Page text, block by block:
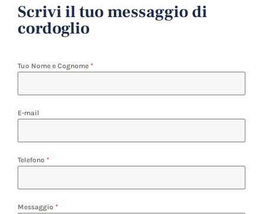
Scrivi il tuo messaggio di
cordoglio
Tuo Nome e Cognome *
E-mail
Telefono *
Messaggio *